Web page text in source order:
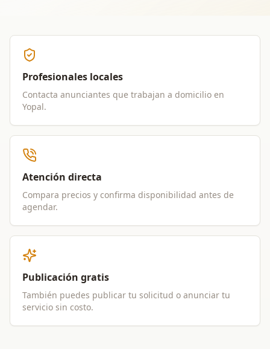
Profesionales locales
Contacta anunciantes que trabajan a domicilio en
Yopal.
Atención directa
Compara precios y confirma disponibilidad antes de
agendar.
Publicación gratis
También puedes publicar tu solicitud o anunciar tu
servicio sin costo.